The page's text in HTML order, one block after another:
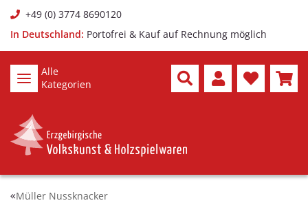
+49 (0) 3774 8690120
In Deutschland: Portofrei & Kauf auf Rechnung möglich
Alle
Kategorien
Müller Nussknacker